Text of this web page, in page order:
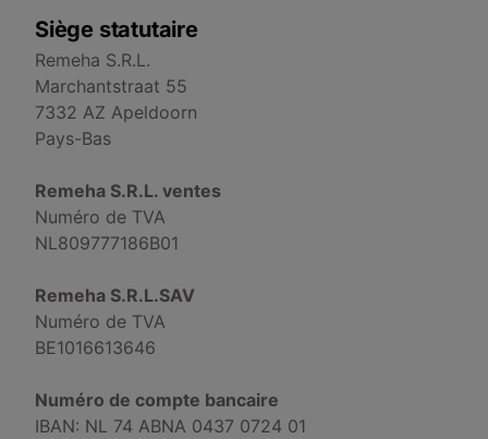
Siège statutaire
Remeha S.R.L.
Marchantstraat 55
7332 AZ Apeldoorn
Pays-Bas
Remeha S.R.L. ventes
Numéro de TVA
NL809777186B01
Remeha S.R.L.SAV
Numéro de TVA
BE1016613646
Numéro de compte bancaire
IBAN: NL 74 ABNA 0437 0724 01